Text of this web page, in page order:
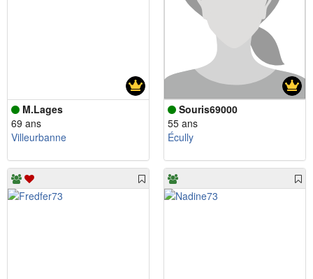
M.Lages
69 ans
Villeurbanne
Souris69000
55 ans
Écully